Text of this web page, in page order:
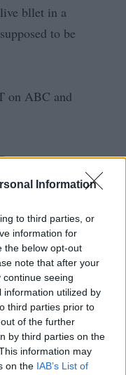
Information
to third parties, or
information for
the below opt-out
note that after your
seeing
information utilized by
third parties prior to
of the further
by third parties on the
information may
on the IAB’s List of
bllet in a
to be
on ABC and
1, 2021
ο Άλεκ
την σκανδάλη.
το έκανα. Δεν
και να
λέει σε άλλο
όπλο είχε